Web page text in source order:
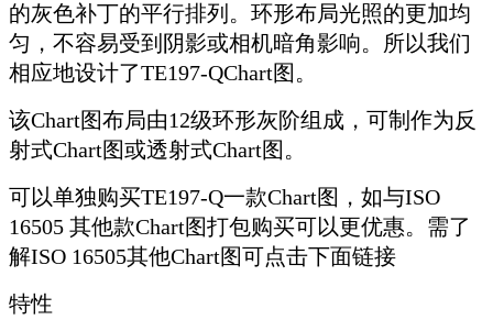
的灰色补丁的平行排列。环形布局光照的更加均
匀，不容易受到阴影或相机暗角影响。所以我们
相应地设计了TE197-QChart图。
该Chart图布局由12级环形灰阶组成，可制作为反
射式Chart图或透射式Chart图。
可以单独购买TE197-Q一款Chart图，如与ISO
16505 其他款Chart图打包购买可以更优惠。需了
解ISO 16505其他Chart图可点击下面链接
特性